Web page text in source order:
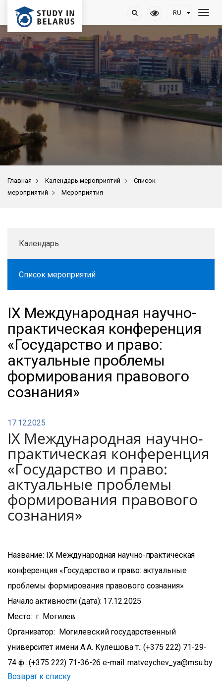
Главная > Календарь мероприятий >
Список
мероприятий > Мероприятия
Календарь
Список мероприятий
IX Международная научно-
практическая конференция
«Государство и право:
актуальные проблемы
формирования правового
сознания»
17.12.2025
IX Международная научно-
практическая конференция
«Государство и право:
актуальные проблемы
формирования правового
сознания»
Название: IX Международная научно-практическая
конференция «Государство и право: актуальные
проблемы формирования правового сознания»
Начало активности (дата): 17.12.2025
Место: г. Могилев
Организатор: Могилевский государственный
университет имени А.А. Кулешова т.: (+375 222) 71-29-
74 ф.: (+375 222) 71-36-26 e-mail: matveychev_ya@msu.by
Возврат к списку